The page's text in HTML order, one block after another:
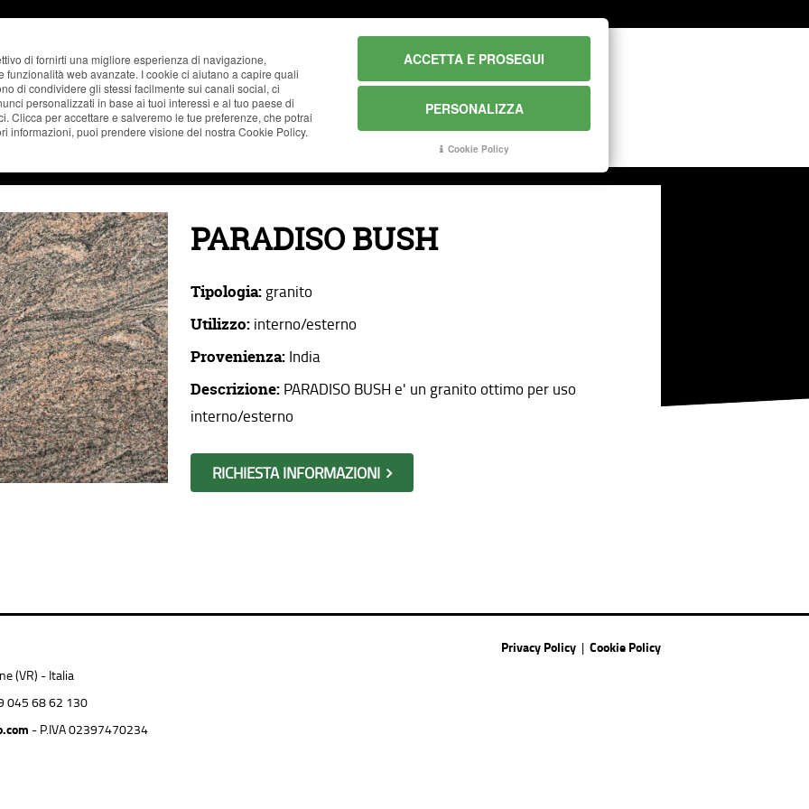
AZIENDA CATALOGO REALIZZAZIONI NEWS CONTATTI
PARADISO BUSH
Tipologia: granito
Utilizzo: interno/esterno
Provenienza: India
Descrizione: PARADISO BUSH e' un granito ottimo per uso
interno/esterno
RICHIESTA INFORMAZIONI
(VR) - Italia
045 68 62 130
- P.IVA 02397470234
Privacy Policy | Cookie Policy
di fornirti una migliore esperienza di navigazione,
web avanzate. I cookie ci aiutano a capire quali
di condividere gli stessi facilmente sui canali social, ci
personalizzati in base ai tuoi interessi e al tuo paese di
Clicca per accettare e salveremo le tue preferenze, che potrai
informazioni, puoi prendere visione del nostra Cookie Policy.
ACCETTA E PROSEGUI
PERSONALIZZA
Cookie Policy